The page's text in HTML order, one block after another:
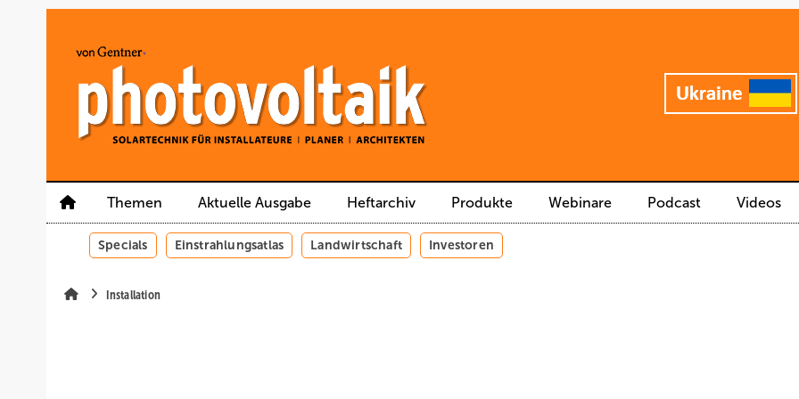
Themen Aktuelle Ausgabe Heftarchiv Produkte Webinare Podcast Videos
Specials Einstrahlungsatlas Landwirtschaft Investoren
Installation